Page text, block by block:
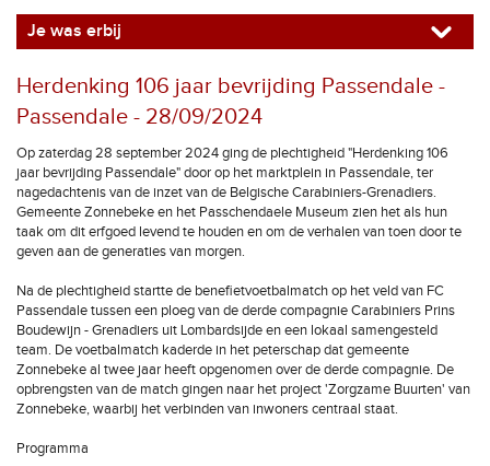
Je was erbij
Herdenking 106 jaar bevrijding Passendale -
Passendale - 28/09/2024
Op zaterdag 28 september 2024 ging de plechtigheid "Herdenking 106
jaar bevrijding Passendale" door op het marktplein in Passendale, ter
nagedachtenis van de inzet van de Belgische Carabiniers-Grenadiers.
Gemeente Zonnebeke en het Passchendaele Museum zien het als hun
taak om dit erfgoed levend te houden en om de verhalen van toen door te
geven aan de generaties van morgen.
Na de plechtigheid startte de benefietvoetbalmatch op het veld van FC
Passendale tussen een ploeg van de derde compagnie Carabiniers Prins
Boudewijn - Grenadiers uit Lombardsijde en een lokaal samengesteld
team. De voetbalmatch kaderde in het peterschap dat gemeente
Zonnebeke al twee jaar heeft opgenomen over de derde compagnie. De
opbrengsten van de match gingen naar het project 'Zorgzame Buurten' van
Zonnebeke, waarbij het verbinden van inwoners centraal staat.
Programma